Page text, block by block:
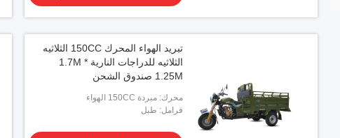
تبريد الهواء المحرك 150CC الثلاثيه
الثلاثيه للدراجات النارية 1.7M *
1.25M صندوق الشحن
محرك: مبردة 150CC الهواء
فرامل: طبل